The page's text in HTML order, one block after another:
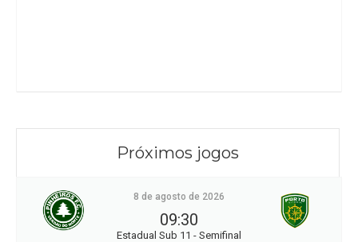
Próximos jogos
8 de agosto de 2026
09:30
Estadual Sub 11 - Semifinal